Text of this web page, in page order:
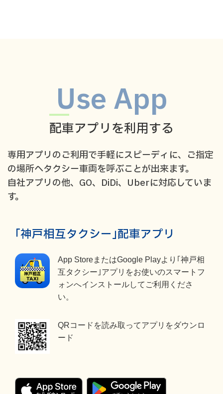
Use App
配車アプリを利用する
専用アプリのご利用で手軽にスピーディに、ご指定
の場所へタクシー車両を呼ぶことが出来ます。
自社アプリの他、GO、DiDi、Uberに対応していま
す。
｢神戸相互タクシー｣配車アプリ
App StoreまたはGoogle Playより｢神戸相
互タクシー｣アプリをお使いのスマートフ
ォンへインストールしてご利用くださ
い。
QRコードを読み取ってアプリをダウンロ
ード